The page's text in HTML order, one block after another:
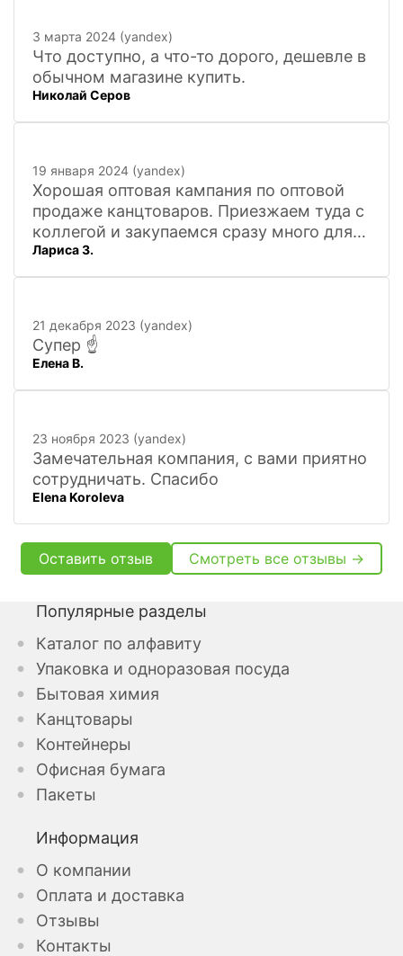
3 марта 2024 (yandex)
Что доступно, а что-то дорого, дешевле в
обычном магазине купить.
Николай Серов
19 января 2024 (yandex)
Хорошая оптовая кампания по оптовой
продаже канцтоваров. Приезжаем туда с
коллегой и закупаемся сразу много для
офиса. Удобно. Есть практически всё, что
нужно, и по хорошим ценам. Вежливый
искать
Лариса З.
21 декабря 2023 (yandex)
Супер ☝️
Елена В.
23 ноября 2023 (yandex)
Замечательная компания, с вами приятно
сотрудничать. Спасибо
Elena Koroleva
Оставить отзыв Смотреть все отзывы →
Популярные разделы
Каталог по алфавиту
Упаковка и одноразовая посуда
Бытовая химия
Канцтовары
Контейнеры
Офисная бумага
Пакеты
Информация
О компании
Оплата и доставка
Отзывы
Контакты